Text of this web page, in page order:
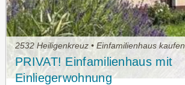
2532 Heiligenkreuz • Einfamilienhaus kaufen
PRIVAT! Einfamilienhaus mit
Einliegerwohnung